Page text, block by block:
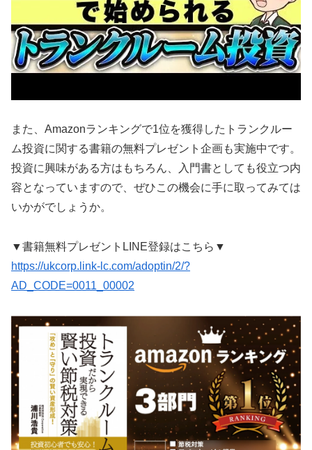
また、Amazonランキングで1位を獲得したトランクルー
ム投資に関する書籍の無料プレゼント企画も実施中です。
投資に興味がある方はもちろん、入門書としても役立つ内
容となっていますので、ぜひこの機会に手に取ってみては
いかがでしょうか。
▼書籍無料プレゼントLINE登録はこちら▼
https://ukcorp.link-lc.com/adoptin/2/?
AD_CODE=0011_00002